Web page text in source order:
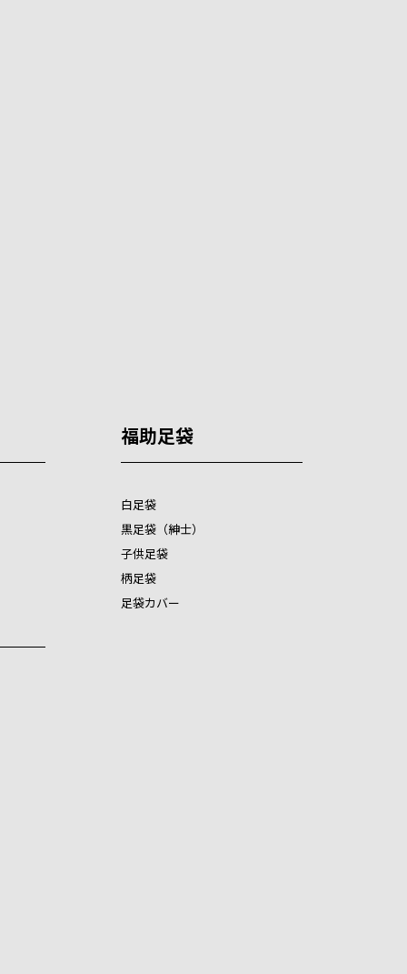
福助足袋
白足袋
黒足袋（紳士）
子供足袋
柄足袋
足袋カバー